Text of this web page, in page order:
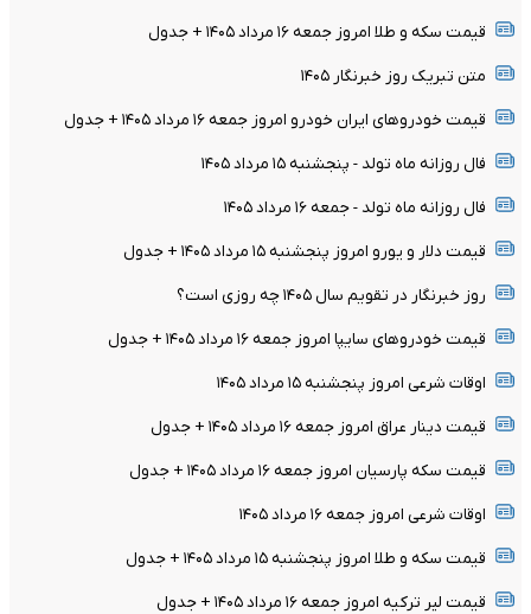
قیمت سکه و طلا امروز جمعه ۱۶ مرداد ۱۴۰۵ + جدول
متن تبریک روز خبرنگار ۱۴۰۵
قیمت خودرو‌های ایران خودرو امروز جمعه ۱۶ مرداد ۱۴۰۵ + جدول
فال روزانه ماه تولد - پنجشنبه ۱۵ مرداد ۱۴۰۵
فال روزانه ماه تولد - جمعه ۱۶ مرداد ۱۴۰۵
قیمت دلار و یورو امروز پنجشنبه ۱۵ مرداد ۱۴۰۵ + جدول
روز خبرنگار در تقویم سال ۱۴۰۵ چه روزی است؟
قیمت خودرو‌های سایپا امروز جمعه ۱۶ مرداد ۱۴۰۵ + جدول
اوقات شرعی امروز پنجشنبه ۱۵ مرداد ۱۴۰۵
قیمت دینار عراق امروز جمعه ۱۶ مرداد ۱۴۰۵ + جدول
قیمت سکه پارسیان امروز جمعه ۱۶ مرداد ۱۴۰۵ + جدول
اوقات شرعی امروز جمعه ۱۶ مرداد ۱۴۰۵
قیمت سکه و طلا امروز پنجشنبه ۱۵ مرداد ۱۴۰۵ + جدول
قیمت لیر ترکیه امروز جمعه ۱۶ مرداد ۱۴۰۵ + جدول